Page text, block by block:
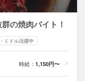
の焼肉バイト！
ミドル活躍中
時給： 1,150円〜